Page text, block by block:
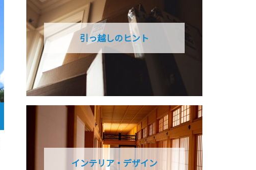
引っ越しのヒント
インテリア・デザイン